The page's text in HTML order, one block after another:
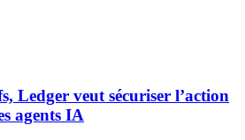
Ledger veut sécuriser l’action
agents IA